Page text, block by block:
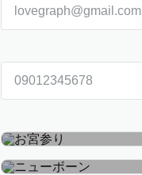
お宮参り・お食い